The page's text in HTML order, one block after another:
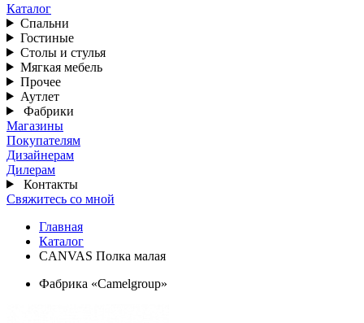
Каталог
Спальни
Гостиные
Столы и стулья
Мягкая мебель
Прочее
Аутлет
Фабрики
Магазины
Покупателям
Дизайнерам
Дилерам
Контакты
Свяжитесь со мной
Главная
Каталог
CANVAS Полка малая
Фабрика «Camelgroup»